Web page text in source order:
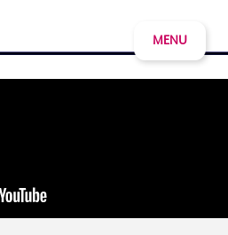
MENU